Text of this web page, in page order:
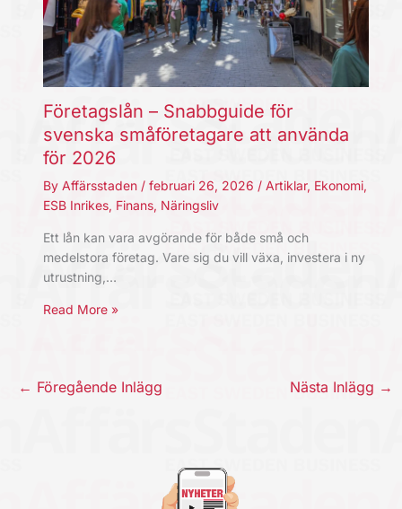
Företagslån – Snabbguide för
svenska småföretagare att använda
för 2026
By Affärsstaden / februari 26, 2026 / Artiklar, Ekonomi,
ESB Inrikes, Finans, Näringsliv
Ett lån kan vara avgörande för både små och
medelstora företag. Vare sig du vill växa, investera i ny
utrustning,…
Read More »
← Föregående Inlägg Nästa Inlägg →